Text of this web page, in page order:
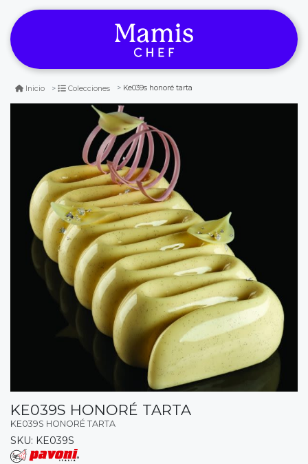
Inicio Colecciones Ke039s honoré tarta
KE039S HONORÉ TARTA
KE039S HONORÉ TARTA
SKU: KE039S